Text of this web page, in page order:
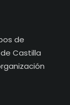
de
Castilla